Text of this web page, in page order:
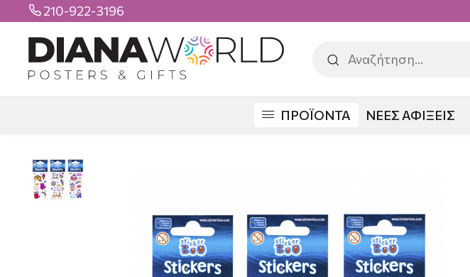
 210-922-3196
ΠΡΟΪΟΝΤΑ ΝΕΕΣ ΑΦΙΞΕΙΣ